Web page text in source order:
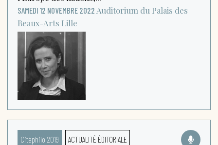
SAMEDI 12 NOVEMBRE 2022 Auditorium du Palais des
Beaux-Arts Lille
Citéphilo 2019 ACTUALITÉ ÉDITORIALE